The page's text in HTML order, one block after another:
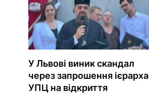
У Львові виник скандал
через запрошення ієрарха
УПЦ на відкриття